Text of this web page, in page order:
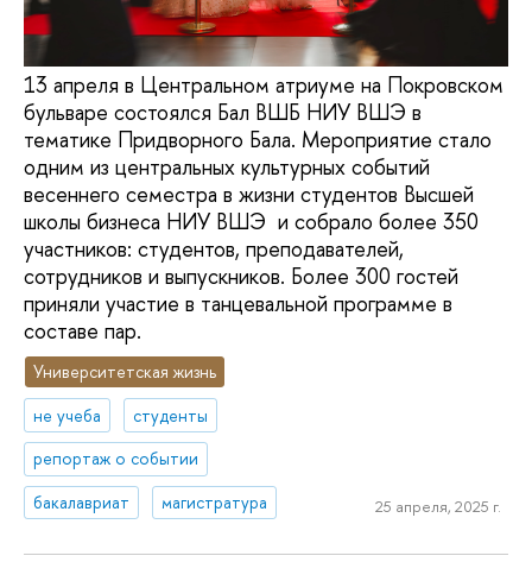
13 апреля в Центральном атриуме на Покровском
бульваре состоялся Бал ВШБ НИУ ВШЭ в
тематике Придворного Бала. Мероприятие стало
одним из центральных культурных событий
весеннего семестра в жизни студентов Высшей
школы бизнеса НИУ ВШЭ и собрало более 350
участников: студентов, преподавателей,
сотрудников и выпускников. Более 300 гостей
приняли участие в танцевальной программе в
составе пар.
Университетская жизнь
не учеба
студенты
репортаж о событии
бакалавриат
магистратура 25 апреля, 2025 г.